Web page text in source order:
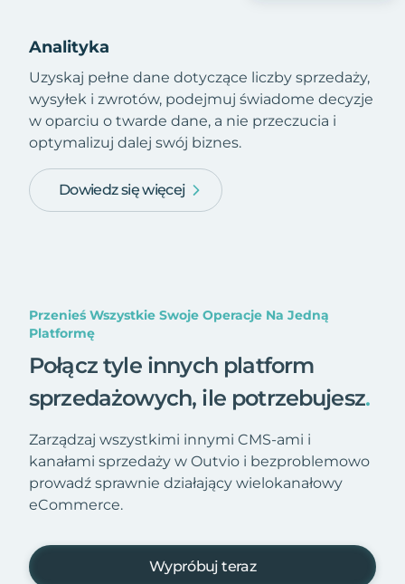
Analityka
Uzyskaj pełne dane dotyczące liczby sprzedaży,
wysyłek i zwrotów, podejmuj świadome decyzje
w oparciu o twarde dane, a nie przeczucia i
optymalizuj dalej swój biznes.
Dowiedz się więcej
Przenieś Wszystkie Swoje Operacje Na Jedną
Platformę
Połącz tyle innych platform
sprzedażowych, ile potrzebujesz.
Zarządzaj wszystkimi innymi CMS-ami i
kanałami sprzedaży w Outvio i bezproblemowo
prowadź sprawnie działający wielokanałowy
eCommerce.
Wypróbuj teraz